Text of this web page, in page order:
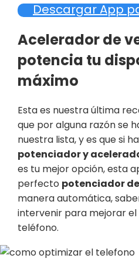
Descargar App
Acelerador de
potencia tu
máximo
Esta es nuestra última
que por alguna razón se
nuestra lista, y es que si
potenciador y
es tu mejor opción, esta
perfecto potenciador de
manera automática,
intervenir para mejorar
teléfono.